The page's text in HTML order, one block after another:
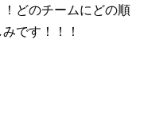
どのチームにどの順
です！！！